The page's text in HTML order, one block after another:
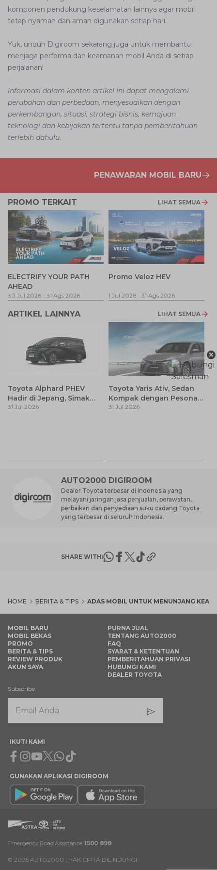
komponen pendukung keselamatan lainnya agar mobil
tetap nyaman dan aman digunakan setiap hari.
Yuk, unduh Digiroom sekarang juga untuk membantu
menjaga performa dan keamanan mobil Anda di setiap
perjalanan!
Informasi dalam konten artikel ini dapat mengalami
perubahan dan perbedaan, menyesuaikan dengan
perkembangan, situasi, strategi bisnis, kemajuan
teknologi dan kebijakan tertentu tanpa pemberitahuan
terlebih dahulu.
PENAWARAN MOBIL BARU
PROMO TERKAIT LIHAT SEMUA
ELECTRIFY YOUR PATH
AHEAD
30 Jul 2026 - 31 Ags 2026
Promo Veloz HEV
1 Jul 2026 - 31 Ags 2026
ARTIKEL LAINNYA LIHAT SEMUA
Toyota Alphard PHEV
Hadir di Jepang, Simak
Pembaruan dan Fitur
31 Jul 2026
Toyota Yaris Ativ, Sedan
Kompak dengan Pesona
Modern
31 Jul 2026
AUTO2000 DIGIROOM
Dealer Toyota terbesar di Indonesia yang
melayani jaringan jasa penjualan, perawatan,
perbaikan dan penyediaan suku cadang Toyota
yang terbesar di seluruh Indonesia.
SHARE WITH:
HOME BERITA & TIPS ADAS MOBIL UNTUK MENUNJANG
×
MOBIL BARU
MOBIL BEKAS
PROMO
BERITA & TIPS
REVIEW PRODUK
AKUN SAYA
PURNA JUAL
TENTANG AUTO2000
FAQ
SYARAT & KETENTUAN
PEMBERITAHUAN PRIVASI
HUBUNGI KAMI
DEALER TOYOTA
Subscribe
IKUTI KAMI
Facebook
Instagram
Youtube
X Whatsapp
Tiktok
GUNAKAN APLIKASI DIGIROOM
Emergency Road Assistance 1500 898
© 2026 AUTO2000 | HAK CIPTA DILINDUNGI